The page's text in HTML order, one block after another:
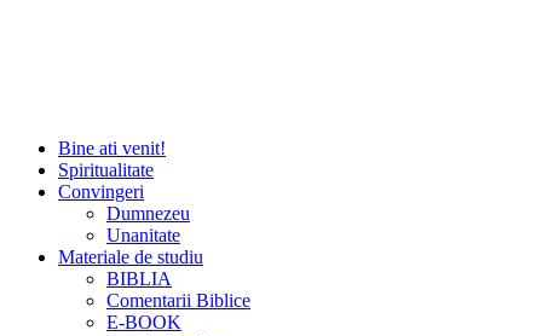
Bine ati venit!
Spiritualitate
Convingeri
Dumnezeu
Unanitate
Materiale de studiu
BIBLIA
Comentarii Biblice
E-BOOK